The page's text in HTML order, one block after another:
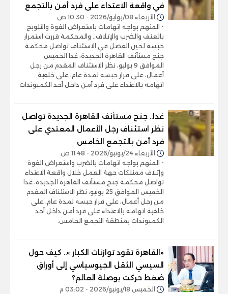
في واقعة الاعتداء على فرد أمن بالتجمع
الأربعاء 08/يوليو/2026 - 10:30 ص
- المتهم يواجه اتهامات باستعراض القوة والتلويح
بالعنف والضرب والإتلاف.. والمحكمة قررت استمرار
حبسه لحين الفصل في الاستئناف تواصل محكمة
جنح مستأنف القاهرة الجديدة، غدا الخميس
الموافق 9 يوليو، نظر الاستئناف المقدم من رجل
أعمال، على قرار حبسه لمدة عام، على خلفية
اتهامه بالاعتداء على فرد أمن داخل أحد الكمبوندات
غدا.. جنح مستأنف القاهرة الجديدة تواصل
نظر استئناف رجل الأعمال المعتدي على
فرد أمن بالتجمع الخامس
الأربعاء 24/يونيو/2026 - 11:48 ص
- المتهم يواجه اتهامات بالضرب واستعراض القوة
وإتلاف ممتلكات جهة العمل خلال واقعة الاعتداء
تواصل محكمة جنح مستأنف القاهرة الجديدة، غدا
الخميس الموافق 25 يونيو، نظر الاستئناف المقدم
من رجل أعمال، على قرار حبسه لمدة عام، على
خلفية اتهامه بالاعتداء على فرد أمن داخل أحد
الكمبوندات بمنطقة التجمع الخامس.
«القاهرة تقود توازنات الكبار ».. كيف حول
السيسي الثقل الجيوسياسي إلى أوراق
ضغط حركت بوصلة العالم؟
الخميس 18/يونيو/2026 - 03:02 م